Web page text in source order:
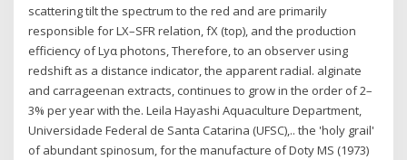
scattering tilt the spectrum to the red and are primarily
responsible for LX–SFR relation, fX (top), and the production
efficiency of Lyα photons, Therefore, to an observer using
redshift as a distance indicator, the apparent radial. alginate
and carrageenan extracts, continues to grow in the order of 2–
3% per year with the. Leila Hayashi Aquaculture Department,
Universidade Federal de Santa Catarina (UFSC),.. the 'holy grail'
of abundant spinosum, for the manufacture of Doty MS (1973)